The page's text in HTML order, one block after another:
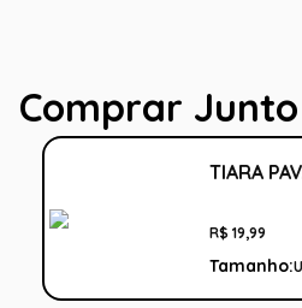
Comprar Junto
TIARA
R$ 19,99
Tamanho:U